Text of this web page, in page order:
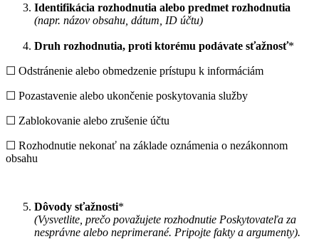
Identifikácia rozhodnutia alebo predmet rozhodnutia
(napr. názov obsahu, dátum, ID účtu)
Druh rozhodnutia, proti ktorému podávate sťažnosť*
☐ Odstránenie alebo obmedzenie prístupu k informáciám
☐ Pozastavenie alebo ukončenie poskytovania služby
☐ Zablokovanie alebo zrušenie účtu
☐ Rozhodnutie nekonať na základe oznámenia o nezákonnom
obsahu
Dôvody sťažnosti*
(Vysvetlite, prečo považujete rozhodnutie Poskytovateľa za
nesprávne alebo neprimerané. Pripojte fakty a argumenty).